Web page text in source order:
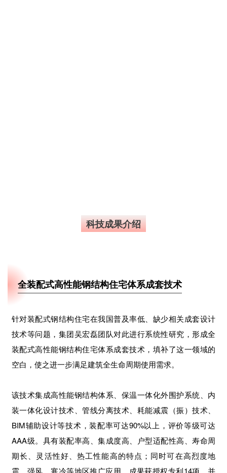
科技成果介绍
全装配式高性能钢结构住宅体系成套技术
针对装配式钢结构住宅在我国普及率低、缺少相关成套设计
技术等问题，集团吴宏磊团队对此进行系统性研究，形成全
装配式高性能钢结构住宅体系成套技术，填补了这一领域的
空白，使之进一步满足建筑全生命周期使用需求。
该技术集成高性能钢结构体系、保温一体化外围护系统、内
装一体化设计技术、管线分离技术、耗能减震（振）技术、
BIM辅助设计等技术，装配率可达90%以上，评价等级可达
AAA级。具有装配率高、集成度高、户型适配性高、寿命周
期长、灵活性好、热工性能高的特点；同时可在高烈度地
震、强风、寒冷等地区推广应用。成果获授权专利14项，并